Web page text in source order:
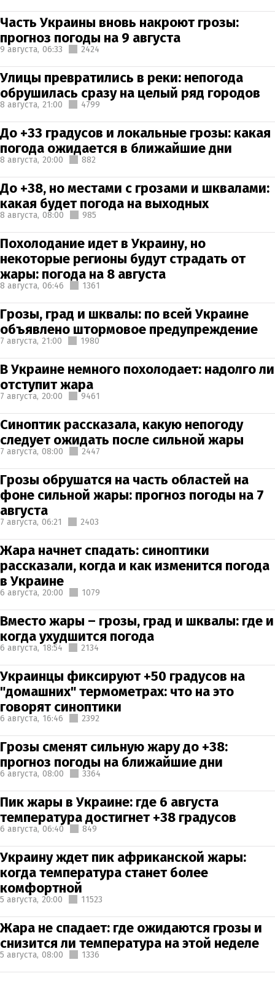
Часть Украины вновь накроют грозы:
прогноз погоды на 9 августа
9 августа, 06:33 2424
Улицы превратились в реки: непогода
обрушилась сразу на целый ряд городов
8 августа, 21:00 4799
До +33 градусов и локальные грозы: какая
погода ожидается в ближайшие дни
8 августа, 20:00 882
До +38, но местами с грозами и шквалами:
какая будет погода на выходных
8 августа, 08:00 985
Похолодание идет в Украину, но
некоторые регионы будут страдать от
жары: погода на 8 августа
8 августа, 06:46 1361
Грозы, град и шквалы: по всей Украине
объявлено штормовое предупреждение
7 августа, 21:00 1980
В Украине немного похолодает: надолго ли
отступит жара
7 августа, 20:00 9461
Синоптик рассказала, какую непогоду
следует ожидать после сильной жары
7 августа, 08:00 2447
Грозы обрушатся на часть областей на
фоне сильной жары: прогноз погоды на 7
августа
7 августа, 06:21 2403
Жара начнет спадать: синоптики
рассказали, когда и как изменится погода
в Украине
6 августа, 20:00 1079
Вместо жары – грозы, град и шквалы: где и
когда ухудшится погода
6 августа, 18:54 2134
Украинцы фиксируют +50 градусов на
"домашних" термометрах: что на это
говорят синоптики
6 августа, 16:46 2392
Грозы сменят сильную жару до +38:
прогноз погоды на ближайшие дни
6 августа, 08:00 3364
Пик жары в Украине: где 6 августа
температура достигнет +38 градусов
6 августа, 06:40 849
Украину ждет пик африканской жары:
когда температура станет более
комфортной
5 августа, 20:00 11523
Жара не спадает: где ожидаются грозы и
снизится ли температура на этой неделе
5 августа, 08:00 1336